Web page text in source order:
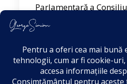
Parlamentară a
sesizat Comisia de la
Mai mult...